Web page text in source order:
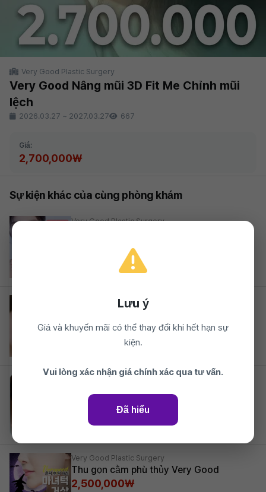
Very Good Plastic Surgery
Very Good Nâng mũi 3D Fit Me Chỉnh mũi
lệch
2026.03.27 ~ 2027.03.27 667
Giá:
2,700,000₩
Sự kiện khác của cùng phòng khám
Very Good Plastic Surgery
1,290,000₩
2026.03.27 ~ 2027.03.27
Very Good Plastic Surgery
Cắt mí toàn phần
12% 1,090,000₩
2026.03.27 ~ 2027.03.27
Very Good Plastic Surgery
2,750,000₩
Very Good Plastic Surgery
Thu gọn cằm phù thủy Very Good
2,500,000₩
Lưu ý
Giá và khuyến mãi có thể thay đổi khi hết hạn sự
kiện.
Vui lòng xác nhận giá chính xác qua tư vấn.
Đã hiểu